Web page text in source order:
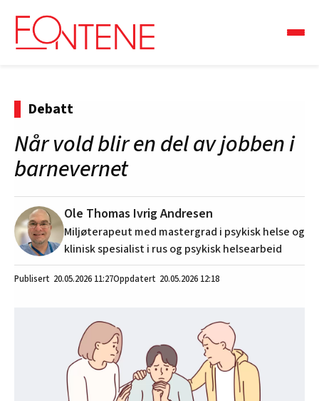
Debatt
Når vold blir en del av jobben i
barnevernet
Ole Thomas Ivrig Andresen
Miljøterapeut med mastergrad i psykisk helse og
klinisk spesialist i rus og psykisk helsearbeid
20.05.2026 11:27 20.05.2026 12:18